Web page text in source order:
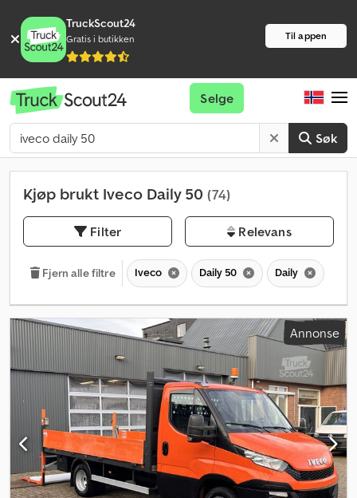
TruckScout24
Gratis i butikken Til appen
Søk
Selge
Kjøp brukt Iveco Daily 50 (74)
Filter Relevans
Fjern alle filtre Iveco Daily 50 Daily
Annonse